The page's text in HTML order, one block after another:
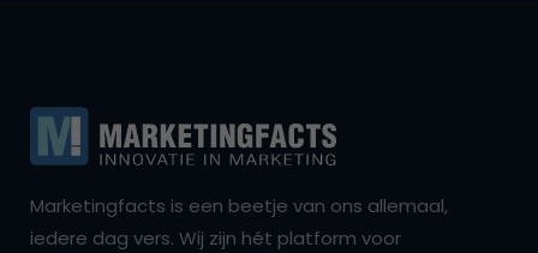
Marketingfacts is een beetje van ons allemaal,
iedere dag vers. Wij zijn hét platform voor